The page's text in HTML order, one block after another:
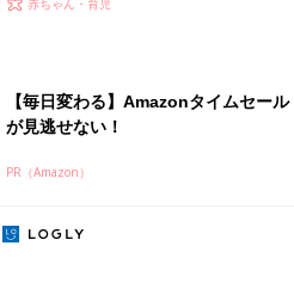
【毎日変わる】Amazonタイムセール
が見逃せない！
PR（Amazon）